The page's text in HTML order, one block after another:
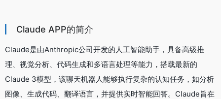
Claude APP的简介
Claude是由Anthropic公司开发的人工智能助手，具备高级推
理、视觉分析、代码生成和多语言处理等能力，搭载最新的
Claude 3模型，该聊天机器人能够执行复杂的认知任务，如分析
图像、生成代码、翻译语言，并提供实时智能回答。Claude旨在